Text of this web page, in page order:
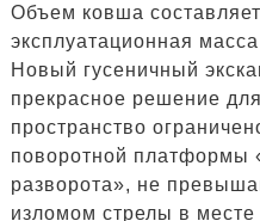
Объем ковша
эксплуатационная масса
Новый гусеничный
прекрасное решение
пространство
поворотной платформы
разворота», не
изломом стрелы в